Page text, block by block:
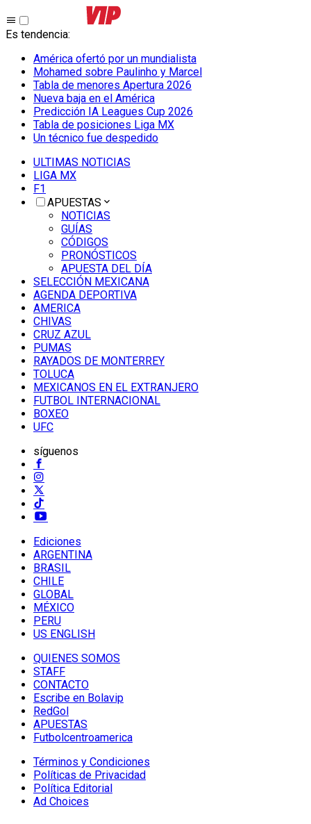
Es tendencia:
América ofertó por un mundialista
Mohamed sobre Paulinho y Marcel
Tabla de menores Apertura 2026
Nueva baja en el América
Predicción IA Leagues Cup 2026
Tabla de posiciones Liga MX
Un técnico fue despedido
ULTIMAS NOTICIAS
LIGA MX
F1
APUESTAS
NOTICIAS
GUÍAS
CÓDIGOS
PRONÓSTICOS
APUESTA DEL DÍA
SELECCIÓN MEXICANA
AGENDA DEPORTIVA
AMERICA
CHIVAS
CRUZ AZUL
PUMAS
RAYADOS DE MONTERREY
TOLUCA
MEXICANOS EN EL EXTRANJERO
FUTBOL INTERNACIONAL
BOXEO
UFC
síguenos
Ediciones
ARGENTINA
BRASIL
CHILE
GLOBAL
MÉXICO
PERU
US ENGLISH
QUIENES SOMOS
STAFF
CONTACTO
Escribe en Bolavip
RedGol
APUESTAS
Futbolcentroamerica
Términos y Condiciones
Políticas de Privacidad
Política Editorial
Ad Choices